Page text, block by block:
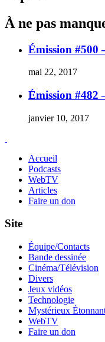
À ne pas
Émission #500
mai 22, 2017
Émission #482
janvier 10, 2017
Accueil
Podcasts
WebTV
Articles
Faire un don
Site
Équipe/Contacts
Bande dessinée
Cinéma/Télévision
Divers
Jeux vidéos
Technologie
Mystérieux
WebTV
Faire un don